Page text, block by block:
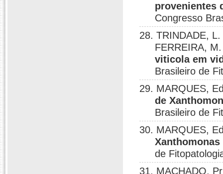
provenientes
Congresso
28. TRINDADE,
FERREIRA,
viticola em
Brasileiro de
29. MARQUES,
de
Brasileiro de
30. MARQUES,
de
31. MACHADO,